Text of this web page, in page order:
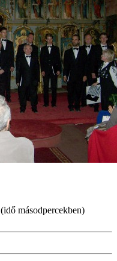
(idő másodpercekben)